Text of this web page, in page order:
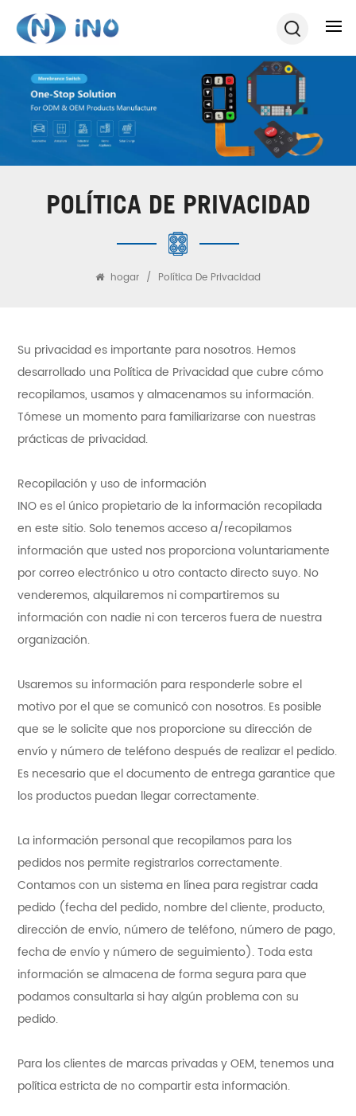
POLÍTICA DE PRIVACIDAD
hogar / Política De Privacidad
Su privacidad es importante para nosotros. Hemos
desarrollado una Política de Privacidad que cubre cómo
recopilamos, usamos y almacenamos su información.
Tómese un momento para familiarizarse con nuestras
prácticas de privacidad.
Recopilación y uso de información
INO es el único propietario de la información recopilada
en este sitio. Solo tenemos acceso a/recopilamos
información que usted nos proporciona voluntariamente
por correo electrónico u otro contacto directo suyo. No
venderemos, alquilaremos ni compartiremos su
información con nadie ni con terceros fuera de nuestra
organización.
Usaremos su información para responderle sobre el
motivo por el que se comunicó con nosotros. Es posible
que se le solicite que nos proporcione su dirección de
envío y número de teléfono después de realizar el pedido.
Es necesario que el documento de entrega garantice que
los productos puedan llegar correctamente.
La información personal que recopilamos para los
pedidos nos permite registrarlos correctamente.
Contamos con un sistema en línea para registrar cada
pedido (fecha del pedido, nombre del cliente, producto,
dirección de envío, número de teléfono, número de pago,
fecha de envío y número de seguimiento). Toda esta
información se almacena de forma segura para que
podamos consultarla si hay algún problema con su
pedido.
Para los clientes de marcas privadas y OEM, tenemos una
política estricta de no compartir esta información.